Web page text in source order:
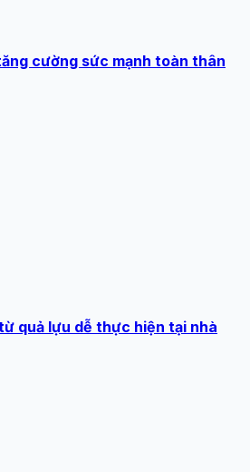
cường sức mạnh toàn thân
quả lựu dễ thực hiện tại nhà